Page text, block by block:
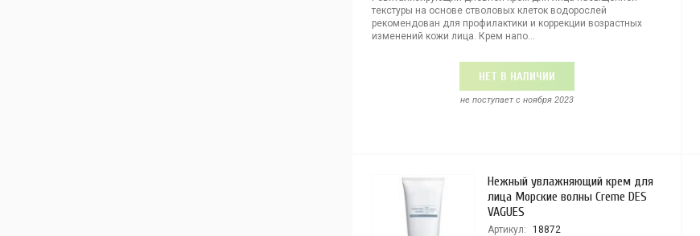
текстуры на основе стволовых клеток водорослей
рекомендован для профилактики и коррекции возрастных
изменений кожи лица. Крем напо...
НЕТ В НАЛИЧИИ
не поступает c ноября 2023
Нежный увлажняющий крем для
лица Морские волны Creme DES
VAGUES
Артикул:
18872